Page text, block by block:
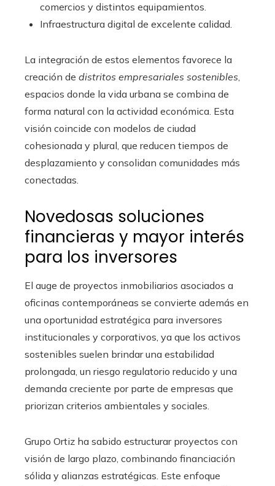
comercios y distintos equipamientos.
Infraestructura digital de excelente calidad.
La integración de estos elementos favorece la
creación de distritos empresariales sostenibles,
espacios donde la vida urbana se combina de
forma natural con la actividad económica. Esta
visión coincide con modelos de ciudad
cohesionada y plural, que reducen tiempos de
desplazamiento y consolidan comunidades más
conectadas.
Novedosas soluciones
financieras y mayor interés
para los inversores
El auge de proyectos inmobiliarios asociados a
oficinas contemporáneas se convierte además en
una oportunidad estratégica para inversores
institucionales y corporativos, ya que los activos
sostenibles suelen brindar una estabilidad
prolongada, un riesgo regulatorio reducido y una
demanda creciente por parte de empresas que
priorizan criterios ambientales y sociales.
Grupo Ortiz ha sabido estructurar proyectos con
visión de largo plazo, combinando financiación
sólida y alianzas estratégicas. Este enfoque